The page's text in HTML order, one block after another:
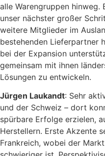
alle Warengruppen hinweg.
unser nächster großer
weitere Mitglieder im
bestehenden Lieferpartner
bei der Expansion
gemeinsam mit ihnen
Lösungen zu entwickeln.
Jürgen Laukandt: Sehr
und der Schweiz – dort
spürbare Erfolge erzielen,
Herstellern. Erste Akzente
Frankreich, wobei der